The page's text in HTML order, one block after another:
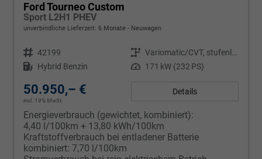
Ford Tourneo Custom
Sport L2H1 PHEV
unverbindliche Lieferzeit: 6 Monate Neuwagen
Fahrzeugnr. 42199 Getriebe
Variomatic/CVT, stufenlos
Kraftstoff Hybrid Benzin Leistung 171 kW (232 PS)
50.950,– €
incl. 19% MwSt.
Details
Energieverbrauch (gewichtet, kombiniert):
4,40 l/100km + 13,80 kWh/100km
Kraftstoffverbrauch bei entladener Batterie
kombiniert: 7,70 l/100km